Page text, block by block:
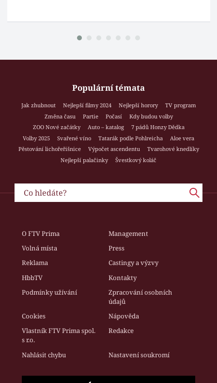
Populární témata
Jak zhubnout Nejlepší filmy 2024 Nejlepší horory
TV program
Změna času
Partie Počasí
Kdy budou volby
ZOO Nové začátky
Auto – katalog
7 pádů Honzy Dědka
Volby 2025
Svařené víno Tatarák podle Pohlreicha
Aloe vera
Pěstování lichořeřišnice
Výpočet ascendentu
Tvarohové knedlíky
Nejlepší palačinky
Švestkový koláč
O FTV Prima
Management
Volná místa
Press
Reklama
Castingy a výzvy
HbbTV
Kontakty
Podmínky užívání
Zpracování osobních
údajů
Cookies
Nápověda
Vlastník FTV Prima spol.
s r.o.
Redakce
Nahlásit chybu Nastavení soukromí